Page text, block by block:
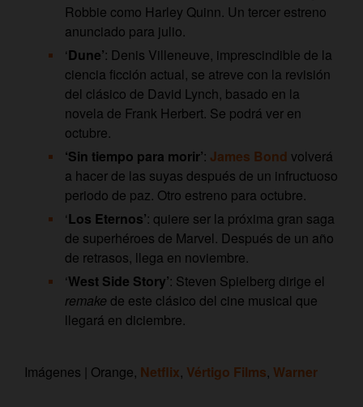
Robbie como Harley Quinn. Un tercer estreno
anunciado para julio.
‘Dune’: Denis Villeneuve, imprescindible de la
ciencia ficción actual, se atreve con la revisión
del clásico de David Lynch, basado en la
novela de Frank Herbert. Se podrá ver en
octubre.
‘Sin tiempo para morir’: James Bond volverá
a hacer de las suyas después de un infructuoso
periodo de paz. Otro estreno para octubre.
‘Los Eternos’: quiere ser la próxima gran saga
de superhéroes de Marvel. Después de un año
de retrasos, llega en noviembre.
‘West Side Story’: Steven Spielberg dirige el
remake de este clásico del cine musical que
llegará en diciembre.
Imágenes | Orange, Netflix, Vértigo Films, Warner